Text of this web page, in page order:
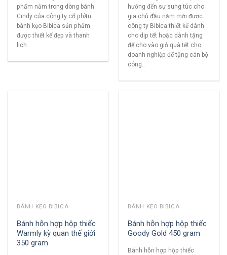
phẩm nằm trong dòng bánh
Cindy của công ty cổ phần
bánh kẹo Bibica sản phẩm
được thiết kế đẹp và thanh
lịch
hướng đến sự sung túc cho
gia chủ đầu năm mới được
công ty Bibica thiết kế dành
cho dịp tết hoặc dành tặng
để cho vào giỏ quà tết cho
doanh nghiệp để tặng cán bộ
công..
BÁNH KẸO BIBICA
Bánh hỗn hợp hộp thiếc
Warmly kỳ quan thế giới
350 gram
BÁNH KẸO BIBICA
Bánh hỗn hợp hộp thiếc
Goody Gold 450 gram
Bánh hỗn hợp hộp thiếc